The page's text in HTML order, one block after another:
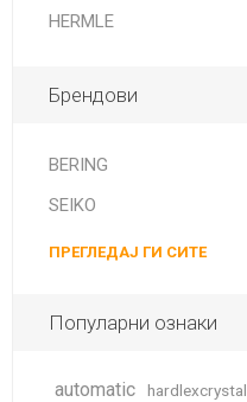
HERMLE
Брендови
BERING
SEIKO
ПРЕГЛЕДАЈ ГИ СИТЕ
Популарни ознаки
automatic hardlexcrystal